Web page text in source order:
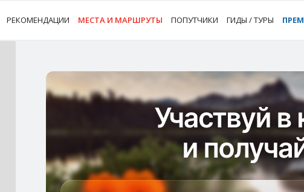
РЕКОМЕНДАЦИИ МЕСТА И МАРШРУТЫ ПОПУТЧИКИ ГИДЫ / ТУРЫ